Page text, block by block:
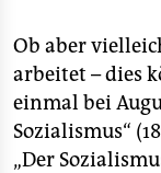
Ob aber
arbeitet – dies
einmal bei
Sozialismus“
„Der